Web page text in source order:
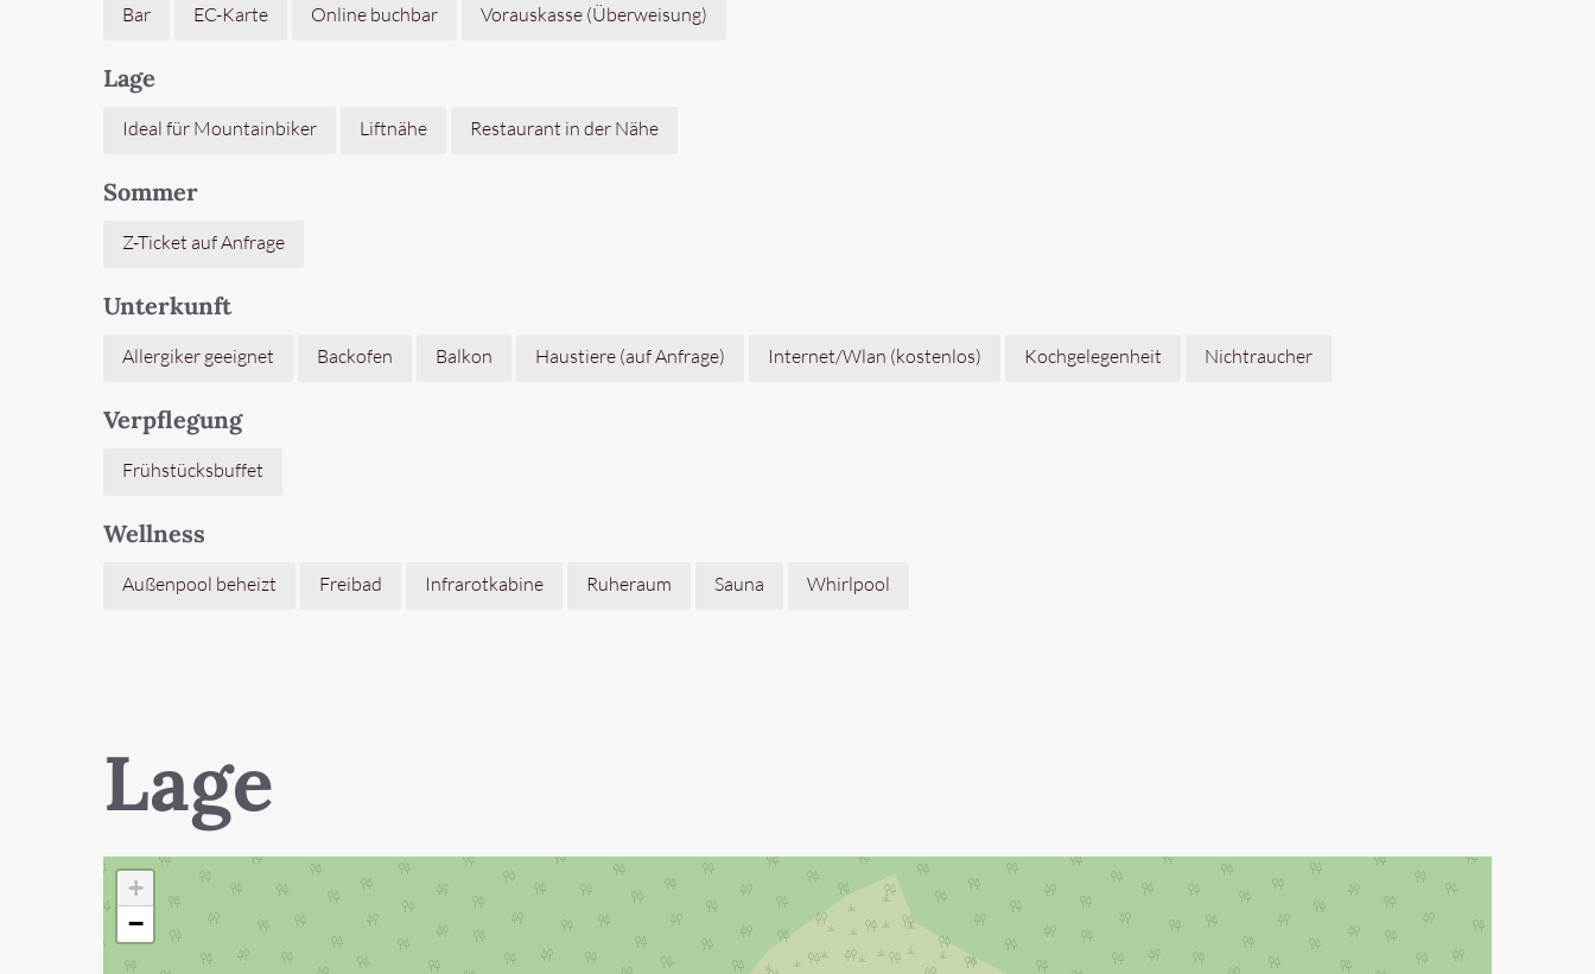
Bar EC-Karte Online buchbar Vorauskasse (Überweisung)
Lage
Ideal für Mountainbiker Liftnähe Restaurant in der Nähe
Sommer
Z-Ticket auf Anfrage
Unterkunft
Allergiker geeignet Backofen Balkon Haustiere (auf Anfrage) Internet/Wlan (kostenlos) Kochgelegenheit Nichtraucher
Verpflegung
Frühstücksbuffet
Wellness
Außenpool beheizt Freibad Infrarotkabine Ruheraum Sauna Whirlpool
Lage
+
−